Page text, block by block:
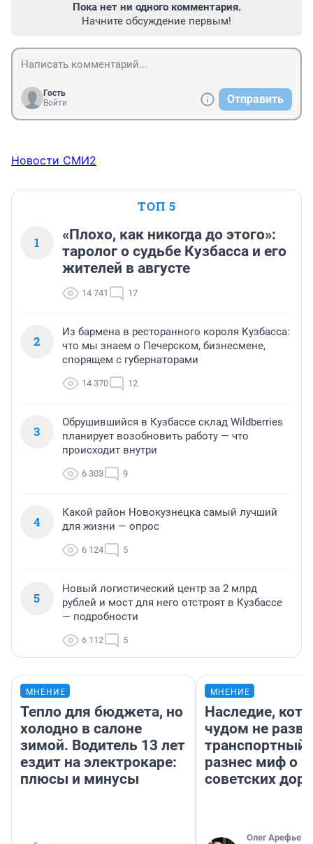
Пока нет ни одного комментария.
Начните обсуждение первым!
Гость
Войти
Отправить
Новости СМИ2
ТОП 5
1
«Плохо, как никогда до этого»:
таролог о судьбе Кузбасса и его
жителей в августе
14 741 17
2
Из бармена в ресторанного короля Кузбасса:
что мы знаем о Печерском, бизнесмене,
спорящем с губернаторами
14 370 12
3
Обрушившийся в Кузбассе склад Wildberries
планирует возобновить работу — что
происходит внутри
6 303 9
4
Какой район Новокузнецка самый лучший
для жизни — опрос
6 124 5
5
Новый логистический центр за 2 млрд
рублей и мост для него отстроят в Кузбассе
— подробности
6 112 5
МНЕНИЕ
Тепло для бюджета, но
холодно в салоне
зимой. Водитель 13 лет
ездит на электрокаре:
плюсы и минусы
МНЕНИЕ
Наследие,
чудом не
транспортный
разнес миф о
советских
Олег Арефьев